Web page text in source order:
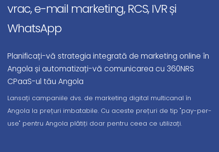
vrac, e-mail marketing, RCS, IVR și
WhatsApp
Planificați-vă strategia integrată de marketing online în
Angola și automatizați-vă comunicarea cu 360NRS
CPaaS-ul tău Angola
Lansați campaniile dvs. de marketing digital multicanal în
Angola la prețuri imbatabile. Cu aceste prețuri de tip "pay-per-
use" pentru Angola plătiți doar pentru ceea ce utilizați.